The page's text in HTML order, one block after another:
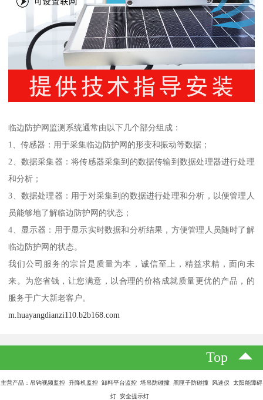
临边防护网监测系统通常由以下几个部分组成：
1、传感器：用于采集临边防护网的形变和振动等数据；
2、数据采集器：将传感器采集到的数据传输到数据处理器进行处理
和分析；
3、数据处理器：用于对采集到的数据进行处理和分析，以便管理人
员能够地了解临边防护网的状态；
4、显示器：用于显示实时数据和分析结果，方便管理人员随时了解
临边防护网的状态。
我们公司服务的宗旨是质量为本，诚信至上，精益求精，面向未
来。为您省钱，让您满意，以合理的价格成就质量更优的产品，的
服务于广大新老客户。
m.huayangdianzi110.b2b168.com
Top
主营产品：吊钩视频监控 升降机监控 卸料平台监控 塔吊防碰撞 黑匣子防碰撞 风速仪 太阳能障碍
灯 安全提示灯